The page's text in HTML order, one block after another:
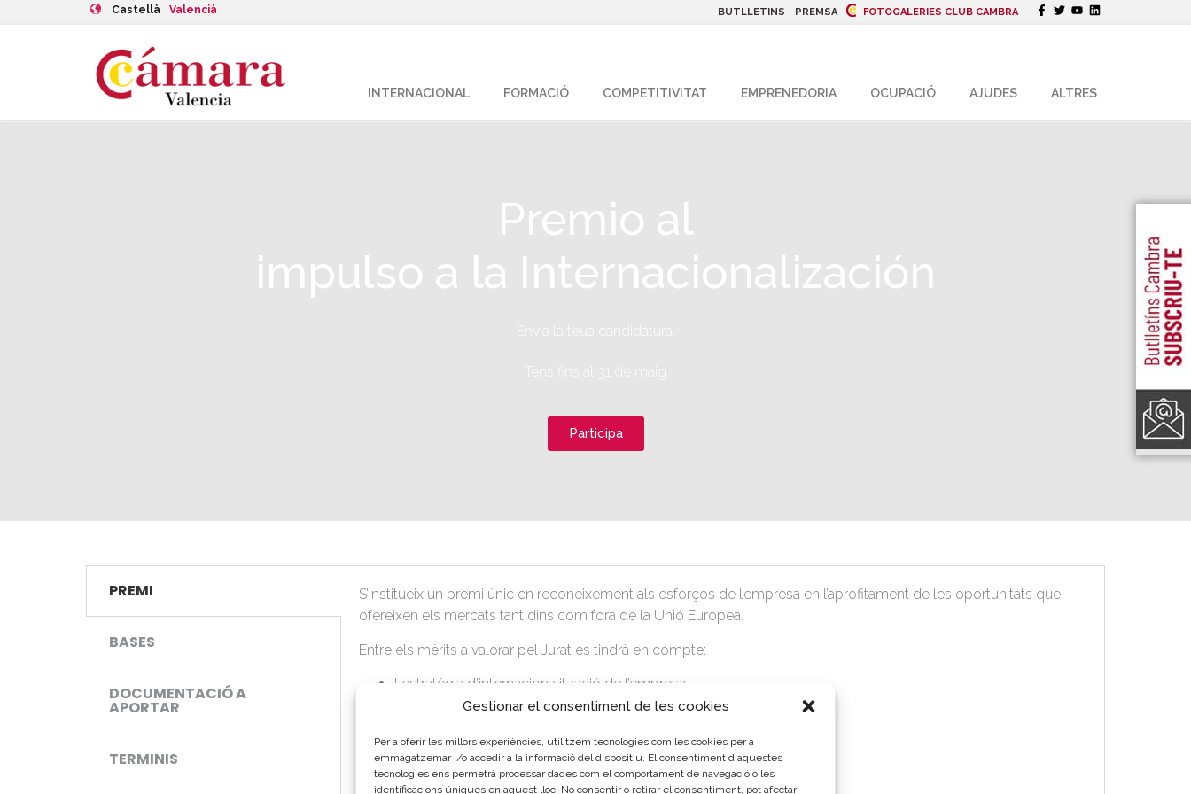
Gestionar el consentiment de les cookies
Per a oferir les millors experiències, utilitzem tecnologies com les cookies per a
emmagatzemar i/o accedir a la informació del dispositiu. El consentiment d'aquestes
tecnologies ens permetrà processar dades com el comportament de navegació o les
identificacions úniques en aquest lloc. No consentir o retirar el consentiment, pot afectar
Castellà Valencià BUTLLETINS PREMSA FOTOGALERIES CLUB CAMBRA
INTERNACIONAL FORMACIÓ COMPETITIVITAT EMPRENEDORIA OCUPACIÓ AJUDES ALTRES
Premio al
impulso a la Internacionalización
Envia la teua candidatura.
Tens fins al 31 de maig
Participa
PREMI
BASES
DOCUMENTACIÓ A
APORTAR
TERMINIS
S’institueix un premi únic en reconeixement als esforços de l’empresa en l’aprofitament de les oportunitats que
ofereixen els mercats tant dins com fora de la Unió Europea.
Entre els mèrits a valorar pel Jurat es tindrà en compte:
L’estratègia d’internacionalització de l’empresa.
Presència directa o indirecta en els mercats internacionals.
Obertura de nous mercats.